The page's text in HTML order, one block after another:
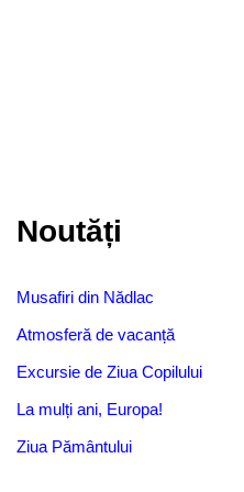
Noutăți
Musafiri din Nădlac
Atmosferă de vacanță
Excursie de Ziua Copilului
La mulți ani, Europa!
Ziua Pământului